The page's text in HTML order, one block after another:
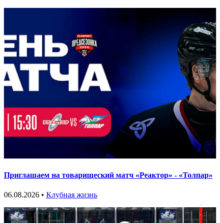
Приглашаем на товарищеский матч «Реактор» - «Толпар»
06.08.2026 • Клубная жизнь